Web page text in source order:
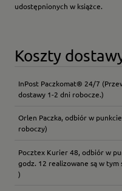
udostępnionych w książce.
Koszty
Cena nie zawiera
InPost Paczkomat® 24/7
dostawy 1-2 dni robocze.)
Orlen Paczka, odbiór w punkcie
roboczy)
Pocztex Kurier 48, odbiór w
godz. 12 realizowane są w tym
)